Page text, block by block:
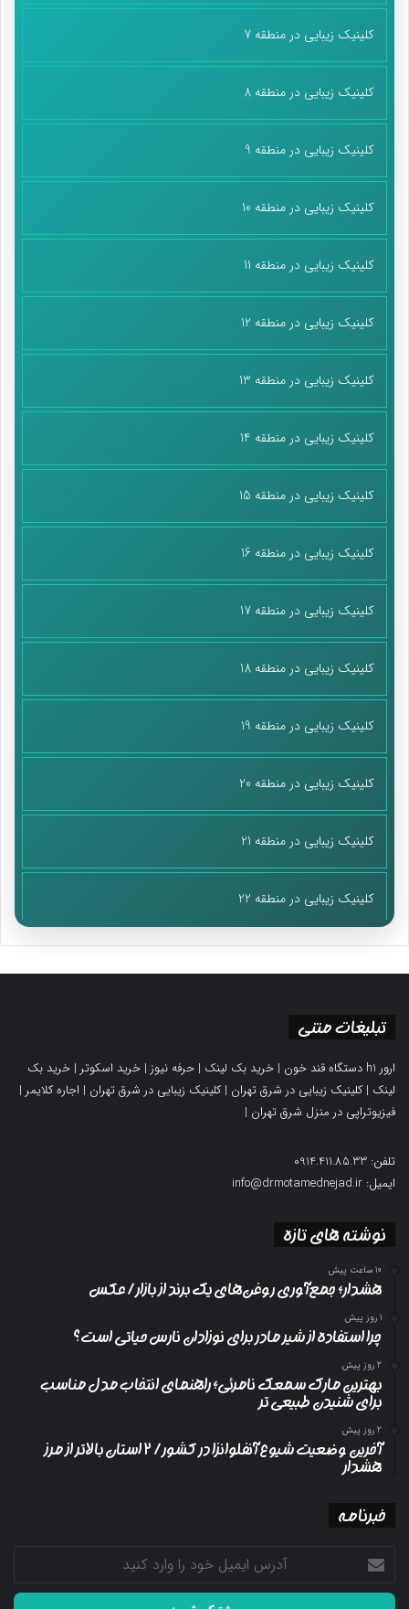
کلینیک زیبایی در منطقه 7
کلینیک زیبایی در منطقه 8
کلینیک زیبایی در منطقه 9
کلینیک زیبایی در منطقه 10
کلینیک زیبایی در منطقه 11
کلینیک زیبایی در منطقه 12
کلینیک زیبایی در منطقه 13
کلینیک زیبایی در منطقه 14
کلینیک زیبایی در منطقه 15
کلینیک زیبایی در منطقه 16
کلینیک زیبایی در منطقه 17
کلینیک زیبایی در منطقه 18
کلینیک زیبایی در منطقه 19
کلینیک زیبایی در منطقه 20
کلینیک زیبایی در منطقه 21
کلینیک زیبایی در منطقه 22
تبلیغات متنی
ارور h1 دستگاه قند خون | خرید بک لینک | حرفه نیوز | خرید اسکوتر | خرید بک
لینک |کلینیک زیبایی در شرق تهران |کلینیک زیبایی در شرق تهران | اجاره کلایمر |
فیزیوتراپی در منزل شرق تهران |
تلفن: 0914.411.85.33
ایمیل: info@drmotamednejad.ir
نوشته های تازه
10 ساعت پیش
هشدار؛ جمع‌آوری روغن‌های یک برند از بازار/ عکس
1 روز پیش
چرا استفاده از شیر مادر برای نوزادان نارس حیاتی است؟
2 روز پیش
بهترین مارک سمعک نامرئی؛ راهنمای انتخاب مدل مناسب
برای شنیدن طبیعی تر
2 روز پیش
آخرین وضعیت شیوع آنفلوانزا در کشور/ ۲ استان بالاتر از مرز
هشدار
خبرنامه
آدرس
ایمیل
خود